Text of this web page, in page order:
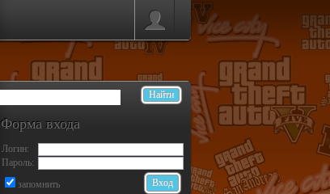
Форма входа
Логин:
Пароль:
запомнить